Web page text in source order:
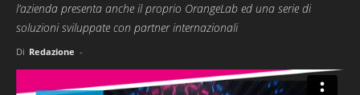
l’azienda presenta anche il proprio OrangeLab ed una serie di
soluzioni sviluppate con partner internazionali
Di Redazione -